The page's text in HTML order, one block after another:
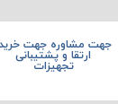
جهت مشاوره جهت
ارتقا و پشتیبانی
تجهیزات